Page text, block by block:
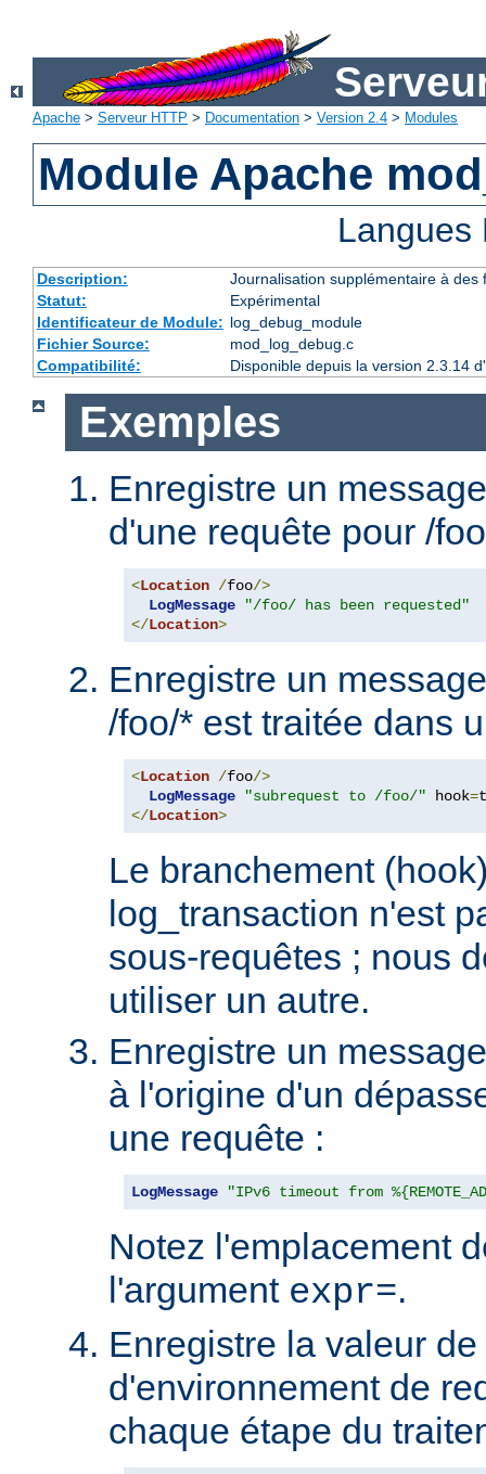
Apache > Serveur HTTP > Documentation > Version 2.4 > Modules
Module Apache
Description:
Journalisation supplémentaire à des
Statut:
Expérimental
Identificateur de Module: log_debug_module
Fichier Source:
mod_log_debug.c
Compatibilité:
Disponible depuis la version 2.3.14
Exemples
Enregistre un
d'une requête pour /
<Location /foo/>
LogMessage
"/foo/ has been requested"
</Location>
Enregistre un
/foo/* est traitée dans
<Location /foo/>
LogMessage
"subrequest to /foo/" hook=
</Location>
Le branchement
log_transaction n'est
sous-requêtes ; nous
utiliser un autre.
Enregistre un
à l'origine d'un
une requête :
LogMessage "IPv6 timeout from
Notez l'emplacement
l'argument expr=.
Enregistre la valeur
d'environnement de
chaque étape du